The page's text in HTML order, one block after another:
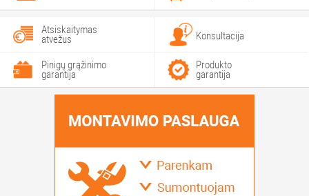
Atsiskaitymas
atvežus Konsultacija
Pinigų grąžinimo
garantija
Produkto
garantija